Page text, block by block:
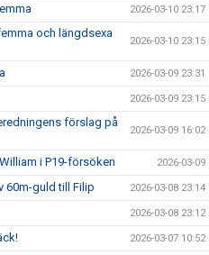
2026-03-10 23:17
och längdsexa
2026-03-10 23:15
2026-03-09 23:31
2026-03-09 23:15
förslag på
2026-03-09 16:02
i P19-försöken 2026-03-09
60m-guld till Filip 2026-03-08 23:14
2026-03-08 23:12
2026-03-07 10:52